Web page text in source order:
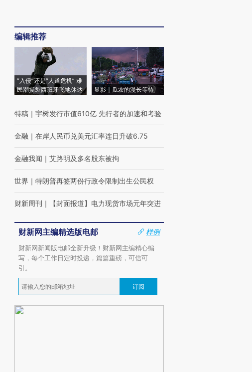
编辑推荐
“入侵”还是“人道危机” 难
民潮撕裂西班牙飞地休达
显影｜瓜农的漫长等待
特稿 ｜ 宇树发行市值610亿 先行者的加速和考验
金融 ｜ 在岸人民币兑美元汇率连日升破6.75
金融我闻 ｜ 艾路明及多名股东被拘
世界 ｜ 特朗普再签两份行政令限制出生公民权
财新周刊 ｜ 【封面报道】电力现货市场元年突进
财新网主编精选版电邮
样例
财新网新闻版电邮全新升级！财新网主编精心编
写，每个工作日定时投递，篇篇重磅，可信可
引。
订阅